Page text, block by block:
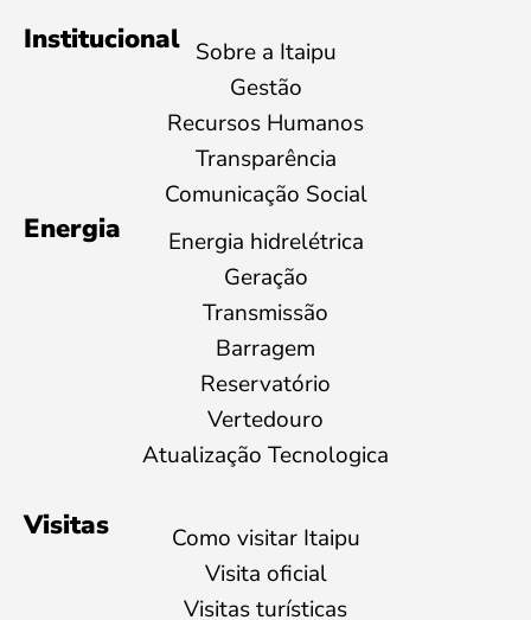
Institucional Sobre a Itaipu
Gestão
Recursos Humanos
Transparência
Comunicação Social
Energia
Energia hidrelétrica
Geração
Transmissão
Barragem
Reservatório
Vertedouro
Atualização Tecnologica
Visitas
Como visitar Itaipu
Visita oficial
Visitas turísticas